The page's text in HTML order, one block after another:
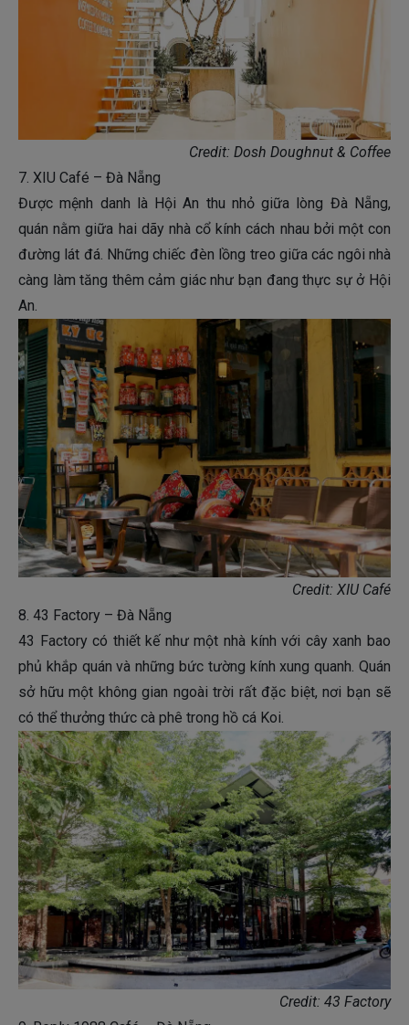
Credit: Dosh Doughnut & Coffee
7. XIU Café – Đà Nẵng
Được mệnh danh là Hội An thu nhỏ giữa lòng Đà Nẵng,
quán nằm giữa hai dãy nhà cổ kính cách nhau bởi một con
đường lát đá. Những chiếc đèn lồng treo giữa các ngôi nhà
càng làm tăng thêm cảm giác như bạn đang thực sự ở Hội
An.
Credit: XIU Café
8. 43 Factory – Đà Nẵng
43 Factory có thiết kế như một nhà kính với cây xanh bao
phủ khắp quán và những bức tường kính xung quanh. Quán
sở hữu một không gian ngoài trời rất đặc biệt, nơi bạn sẽ
có thể thưởng thức cà phê trong hồ cá Koi.
Credit: 43 Factory